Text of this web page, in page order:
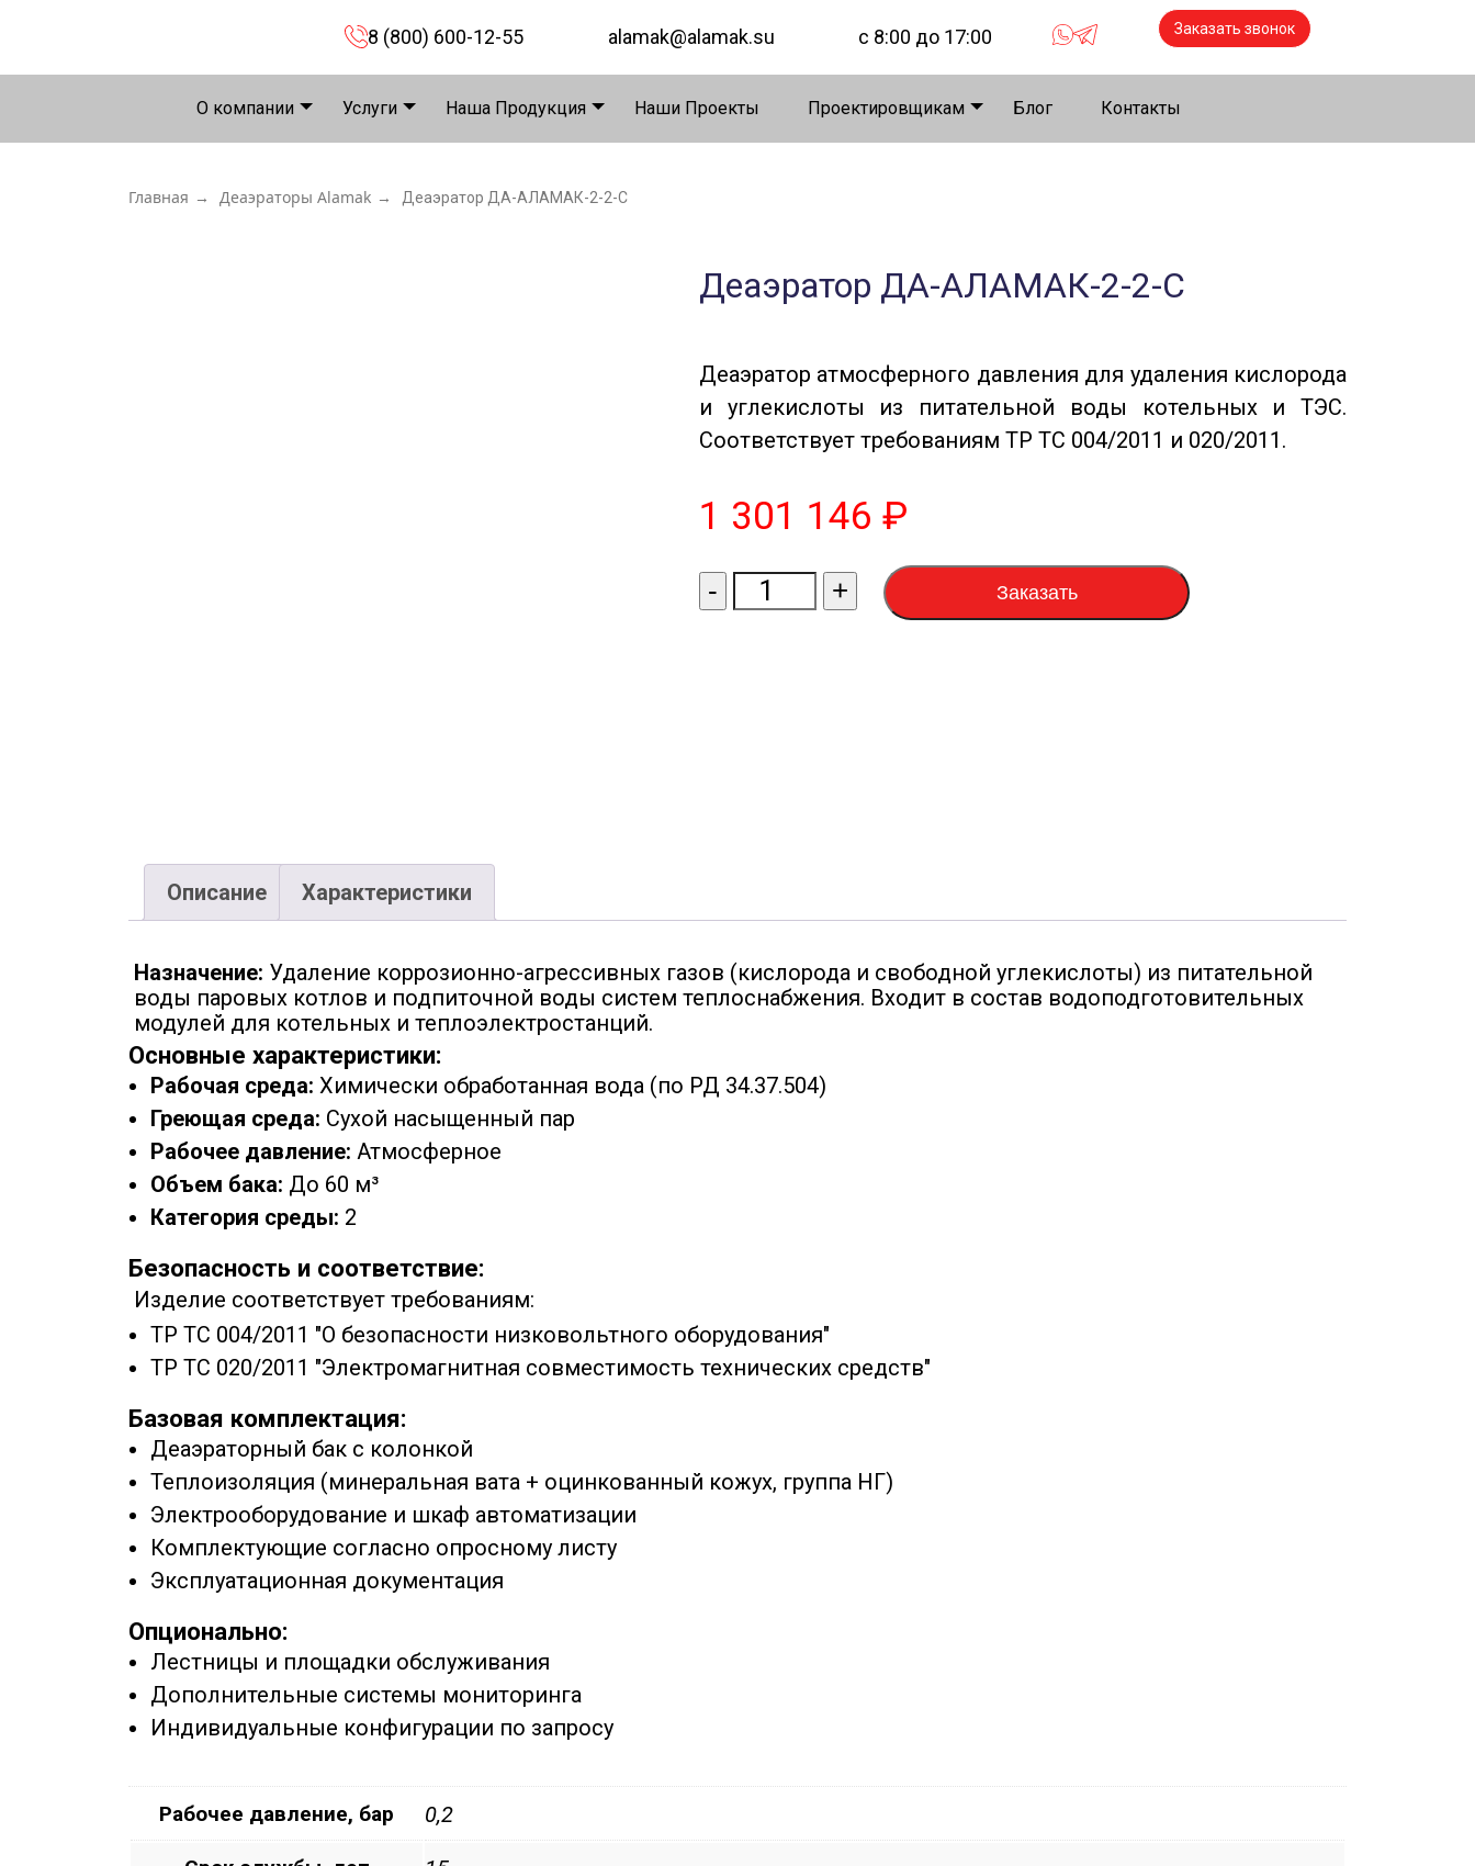
8 (800) 600-12-55 alamak@alamak.su с 8:00 до 17:00 Заказать звонок
О компании Услуги Наша Продукция Наши Проекты Проектировщикам Блог Контакты
Главная → Деаэраторы Alamak → Деаэратор ДА-АЛАМАК-2-2-C
Деаэратор ДА-АЛАМАК-2-2-C
Деаэратор атмосферного давления для удаления кислорода
и углекислоты из питательной воды котельных и ТЭС.
Соответствует требованиям ТР ТС 004/2011 и 020/2011.
1 301 146 ₽
-
Количество
товара
+ Заказать
Описание Характеристики
Назначение: Удаление коррозионно-агрессивных газов (кислорода и свободной углекислоты) из питательной
воды паровых котлов и подпиточной воды систем теплоснабжения. Входит в состав водоподготовительных
модулей для котельных и теплоэлектростанций.
Основные характеристики:
Рабочая среда: Химически обработанная вода (по РД 34.37.504)
Греющая среда: Сухой насыщенный пар
Рабочее давление: Атмосферное
Объем бака: До 60 м³
Категория среды: 2
Безопасность и соответствие:
Изделие соответствует требованиям:
ТР ТС 004/2011 "О безопасности низковольтного оборудования"
ТР ТС 020/2011 "Электромагнитная совместимость технических средств"
Базовая комплектация:
Деаэраторный бак с колонкой
Теплоизоляция (минеральная вата + оцинкованный кожух, группа НГ)
Электрооборудование и шкаф автоматизации
Комплектующие согласно опросному листу
Эксплуатационная документация
Опционально:
Лестницы и площадки обслуживания
Дополнительные системы мониторинга
Индивидуальные конфигурации по запросу
Рабочее давление, бар 0,2